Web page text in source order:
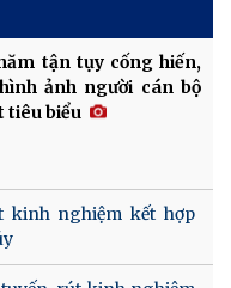
tận tụy cống hiến,
ảnh người cán bộ
tiêu biểu
kinh nghiệm kết hợp